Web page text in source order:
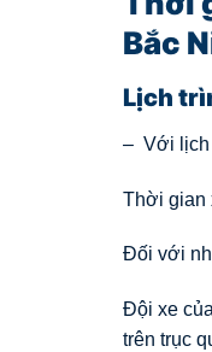
Bắc
Lịch
– Với lịch
Thời gian
Đối với
Đội xe
trên trục